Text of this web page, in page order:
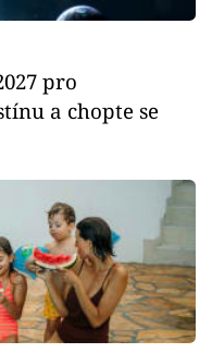
pro
a chopte se